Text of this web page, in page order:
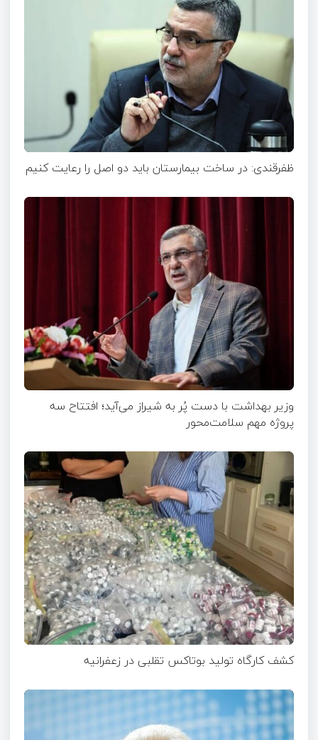
ظفرقندی: در ساخت بیمارستان باید دو اصل را رعایت کنیم
وزیر بهداشت با دست پُر به شیراز می‌آید؛ افتتاح سه
پروژه مهم سلامت‌محور
کشف کارگاه تولید بوتاکس تقلبی در زعفرانیه